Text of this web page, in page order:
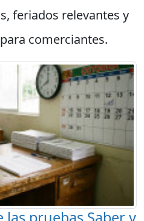
feriados relevantes y
comerciantes.